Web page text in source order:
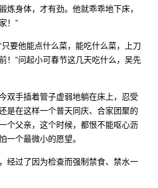
炼身体，才有劲。他就乖乖地下床，
！”
只要他能点什么菜，能吃什么菜，上刀
！”问起小可春节这几天吃什么，吴先
双手插着管子虚弱地躺在床上，忍受
是在这样一个普天同庆、合家团聚的
个父亲，这个时候，都恨不能呕心沥
一个最微小的愿望。
经过了因为检查而强制禁食、禁水一